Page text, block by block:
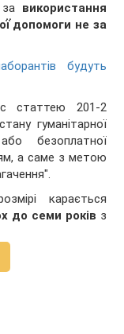
використання
допомоги не за
будуть
статтею 201-2
гуманітарної
безоплатної
а саме з метою
карається
до семи років з